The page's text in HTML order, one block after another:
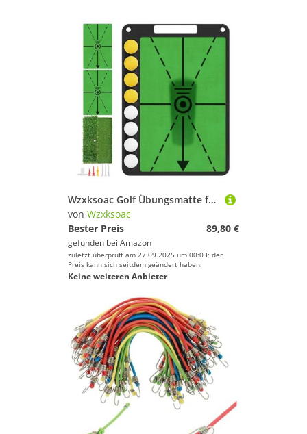
Wzxksoac Golf Übungsmatte für Schwungerkennung und Pfad Feedback, Aufprallmatte für Den Einsatz im Innenbereich im Freien Geeignet
von Wzxksoac
Bester Preis
89,80 €
gefunden bei Amazon
zuletzt überprüft am 27.09.2025 um 00:03; der
Preis kann sich seitdem geändert haben.
Keine weiteren Anbieter